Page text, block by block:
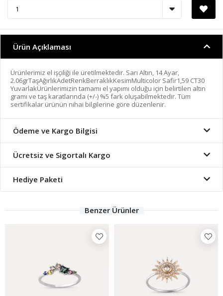
Ürün Açıklaması
Ürünlerimiz el işçiliği ile üretilmektedir. Sarı Altın, 14 Ayar,
2.06grTaşAğırlıkAdetRenkBerraklıkKesimMulticolor Safir1,59 CT30
YuvarlakÜrünlerimizin tamamı el yapımı olduğu için belirtilen altın
gramı ve taş karatlarında (+/-) %5 fark oluşabilmektedir. Tüm
sertifikalar ürünün nihai bilgilerine göre düzenlenir.
Ödeme ve Kargo Bilgisi
Ücretsiz ve Sigortalı Kargo
Hediye Paketi
Benzer Ürünler